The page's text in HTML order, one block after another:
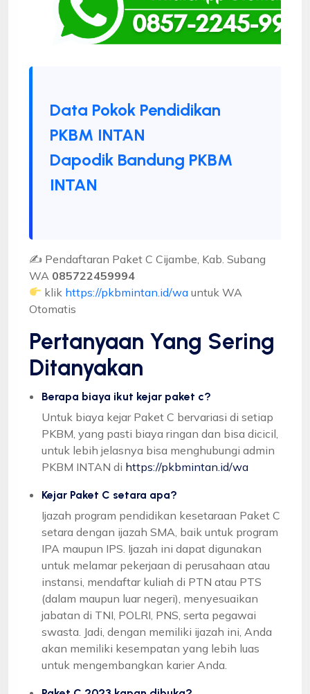
Data Pokok Pendidikan
PKBM INTAN
Dapodik Bandung PKBM
INTAN
✍ Pendaftaran Paket C Cijambe, Kab. Subang
WA 085722459994
klik https://pkbmintan.id/wa untuk WA
Otomatis
Pertanyaan Yang Sering
Ditanyakan
Berapa biaya ikut kejar paket c?
Untuk biaya kejar Paket C bervariasi di setiap
PKBM, yang pasti biaya ringan dan bisa dicicil,
untuk lebih jelasnya bisa menghubungi admin
PKBM INTAN di https://pkbmintan.id/wa
Kejar Paket C setara apa?
Ijazah program pendidikan kesetaraan Paket C
setara dengan ijazah SMA, baik untuk program
IPA maupun IPS. Ijazah ini dapat digunakan
untuk melamar pekerjaan di perusahaan atau
instansi, mendaftar kuliah di PTN atau PTS
(dalam maupun luar negeri), menyesuaikan
jabatan di TNI, POLRI, PNS, serta pegawai
swasta. Jadi, dengan memiliki ijazah ini, Anda
akan memiliki kesempatan yang lebih luas
untuk mengembangkan karier Anda.